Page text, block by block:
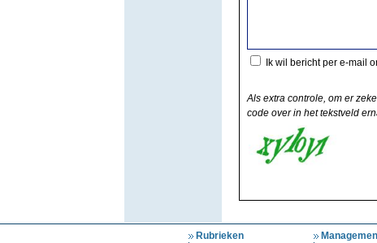
Ik wil bericht per e-mail
Als extra controle, om er
code over in het tekstveld
Rubrieken